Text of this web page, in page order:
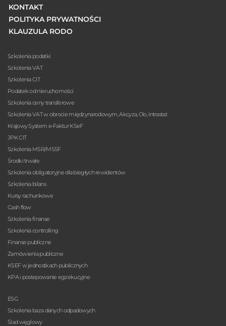
KONTAKT
POLITYKA PRYWATNOŚCI
KLAUZULA RODO
Szkolenia podatki
Szkolenia VAT
Szkolenia CIT
Podatek od nieruchomości
Szkolenia ceny transferowe
Szkolenia VAT w obrocie międzynarodowym, Akcyza, Cło, Intrastat
Krajowy System e-Faktur KSeF
JPK CIT
Szkolenia MSR/MSSF
Środki trwałe
Szkolenia obligatoryjne dla biegłych rewidentów
Szkolenia bilans
Kursy rachunkowe
Cash flow
Szkolenia finanse
Szkolenia controlling
Finanse publiczne
Zamówienia publiczne
KSEF w jednostkach publicznych
KPA i postepowanie egzekucyjne
ESG
Szkolenia baza danych odpadowych
Ślad węglowy